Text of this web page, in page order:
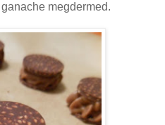
megdermed.